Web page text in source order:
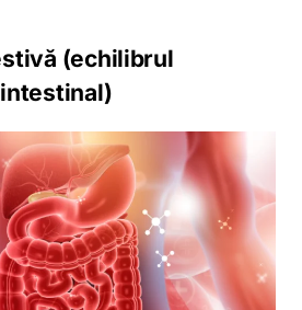
(echilibrul